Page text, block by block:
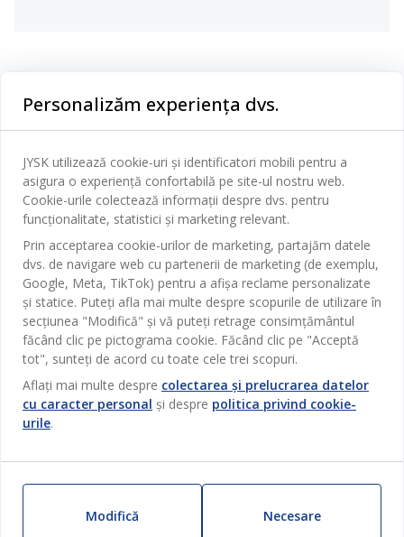
Baie
Birou
Sufragerie
Bucătărie
Depozitare
Perdele
Grădină
Pentru casă
Outlet
Produse noi
ZILNIC PREȚ MIC
Contact Relații Clienți
Magazine și program
Broșură
Termeni si conditii vânzări online
Garantia prețului
Garanția Produselor
Politica de confidentialitate
Card cadou
Livrare
JYSK
Despre JYSK
JYSK.com
Presă
Locuri de muncă
Inspirație
SEDIU CENTRAL
TAROL-DD S.R.L. str. Jubiliara, 41A mun. Chișinău, Republica
Moldova
JYSK BUSINESS TO BUSINESS
Vânzări și relații clienți persoane juridice
Telefon: 060 531 531
E-mail: jysk@jysk.md
JYSK RELAȚII CLIENȚI
Contact Relații Clienți
Telefon: 022 022 030
E-mail: support@jysk.md
Urmărește Jysk
Personalizăm experiența dvs.
JYSK utilizează cookie-uri și identificatori mobili pentru a
asigura o experiență confortabilă pe site-ul nostru web.
Cookie-urile colectează informații despre dvs. pentru
funcționalitate, statistici și marketing relevant.
Prin acceptarea cookie-urilor de marketing, partajăm datele
dvs. de navigare web cu partenerii de marketing (de exemplu,
Google, Meta, TikTok) pentru a afișa reclame personalizate
și statice. Puteți afla mai multe despre scopurile de utilizare în
secțiunea "Modifică" și vă puteți retrage consimțământul
făcând clic pe pictograma cookie. Făcând clic pe "Acceptă
tot", sunteți de acord cu toate cele trei scopuri.
Aflați mai multe despre colectarea și prelucrarea datelor
cu caracter personal și despre politica privind cookie-
urile.
Modifică Necesare